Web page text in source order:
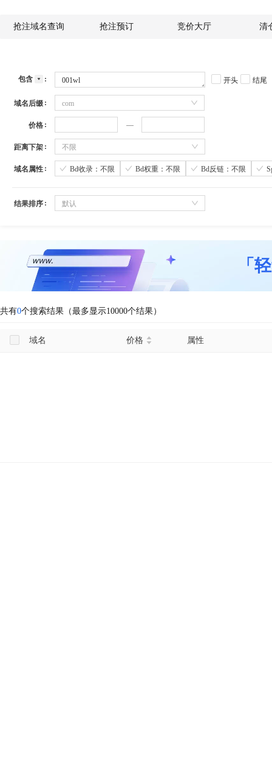
抢注域名查询 抢注预订 竞价大厅 清
包含 开头 结尾
域名后缀 com
价格
距离下架 不限
域名属性 Bd收录：不限 Bd权重：不限 Bd反链：不限
结果排序 默认
「
共有0个搜索结果（最多显示10000个结果）
域名 价格 属性